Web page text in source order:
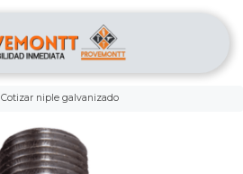
Cotizar niple galvanizado